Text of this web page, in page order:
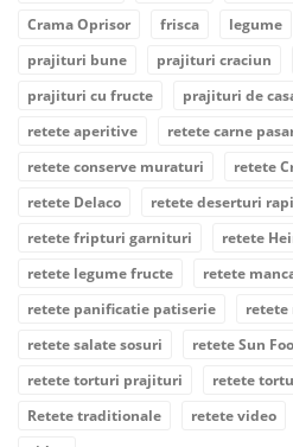
Crama Oprisor
frisca legume
prajituri bune
prajituri craciun
prajituri cu fructe
prajituri de
retete aperitive
retete carne
retete conserve muraturi
retete
retete Delaco
retete deserturi
retete fripturi garnituri
retete
retete legume fructe
retete
retete panificatie patiserie
retete
retete salate sosuri
retete Sun
retete torturi prajituri
retete
Retete traditionale
retete video